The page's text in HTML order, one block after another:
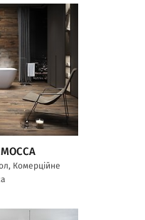
Комерційне